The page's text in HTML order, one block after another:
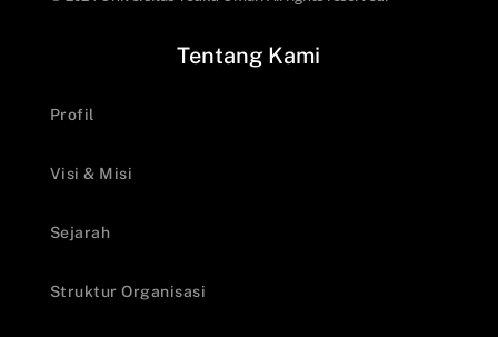
Tentang Kami
Profil
Visi & Misi
Sejarah
Struktur Organisasi